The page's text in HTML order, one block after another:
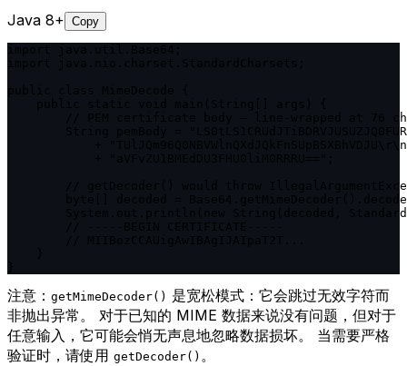
Java 8+ Copy
// PEM certificate body — line-wrapped at 76
String pemBody =
+
// getDecoder() would throw
byte[] decoded =
System.out.println(new String(decoded,
注意： getMimeDecoder() 是宽松模式：它会跳过无效字符而
非抛出异常。 对于已知的 MIME 数据来说没有问题，但对于
任意输入，它可能会悄无声息地忽略数据损坏。 当需要严格
验证时，请使用 getDecoder() 。